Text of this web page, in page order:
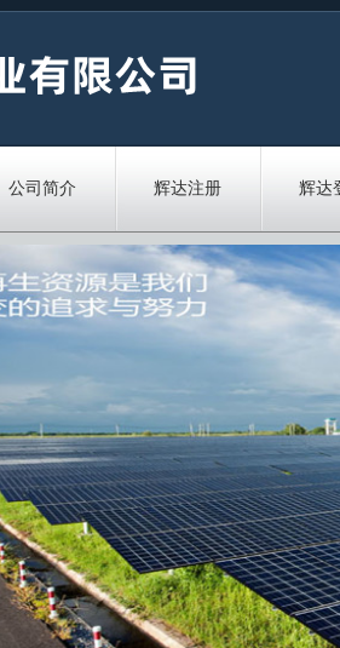
公司简介 辉达注册 辉达